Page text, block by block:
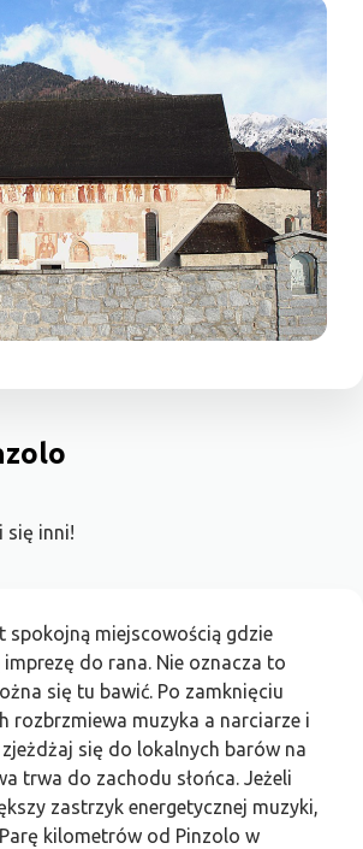
się inni!
spokojną miejscowością gdzie
imprezę do rana. Nie oznacza to
się tu bawić. Po zamknięciu
rozbrzmiewa muzyka a narciarze i
się do lokalnych barów na
trwa do zachodu słońca. Jeżeli
zastrzyk energetycznej muzyki,
kilometrów od Pinzolo w